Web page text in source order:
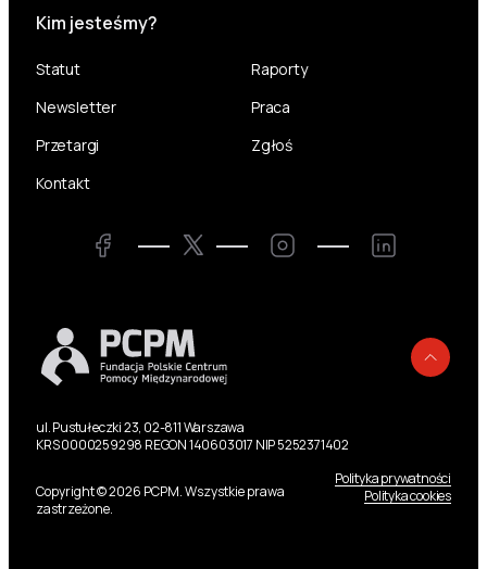
Kim jesteśmy?
Statut
Raporty
Newsletter
Praca
Przetargi
Zgłoś
Kontakt
Facebook Twitter Instagram LinkedIn
ul. Pustułeczki 23, 02-811 Warszawa
KRS 0000259298 REGON 140603017 NIP 5252371402
Copyright © 2026 PCPM. Wszystkie prawa
zastrzeżone.
Polityka prywatności
Polityka cookies